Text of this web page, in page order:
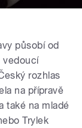
působí od
vedoucí
rozhlas
na přípravě
také na mladé
Trylek